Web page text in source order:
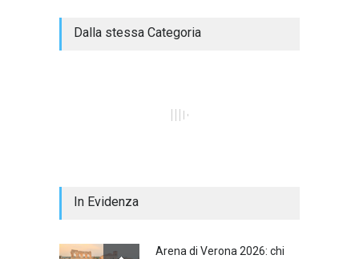
Dalla stessa Categoria
In Evidenza
Arena di Verona 2026: chi